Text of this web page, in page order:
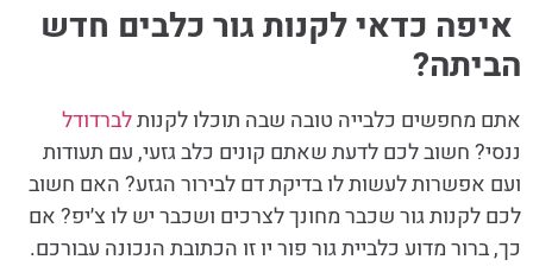
איפה כדאי לקנות גור כלבים חדש
הביתה?
אתם מחפשים כלבייה טובה שבה תוכלו לקנותלברדודל
ננסי? חשוב לכם לדעת שאתם קונים כלב גזעי, עם תעודות
ועם אפשרות לעשות לו בדיקת דם לבירור הגזע? האם חשוב
לכם לקנות גור שכבר מחונך לצרכים ושכבר יש לו צ׳יפ? אם
כך, ברור מדוע כלביית גור פור יו זו הכתובת הנכונה עבורכם.